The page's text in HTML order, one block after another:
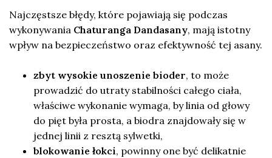
Najczęstsze błędy, które pojawiają się podczas
wykonywania Chaturanga Dandasany, mają istotny
wpływ na bezpieczeństwo oraz efektywność tej asany.
zbyt wysokie unoszenie bioder, to może
prowadzić do utraty stabilności całego ciała,
właściwe wykonanie wymaga, by linia od głowy
do pięt była prosta, a biodra znajdowały się w
jednej linii z resztą sylwetki,
blokowanie łokci, powinny one być delikatnie